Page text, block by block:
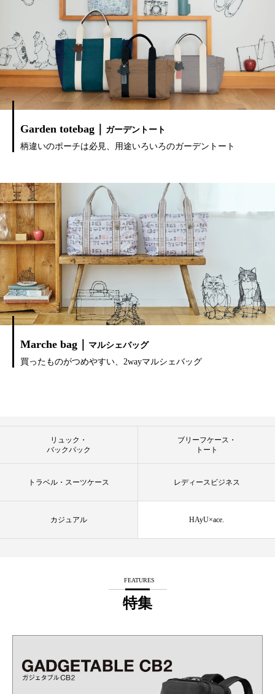
Garden totebag｜
ガーデントート
柄違いのポーチは必見、用途いろいろのガーデントート
Marche bag｜
マルシェバッグ
買ったものがつめやすい、2wayマルシェバッグ
リュック・
バックパック
ブリーフケース・
トート
トラベル・スーツケース レディースビジネス
カジュアル HAyU×ace.
FEATURES
特集